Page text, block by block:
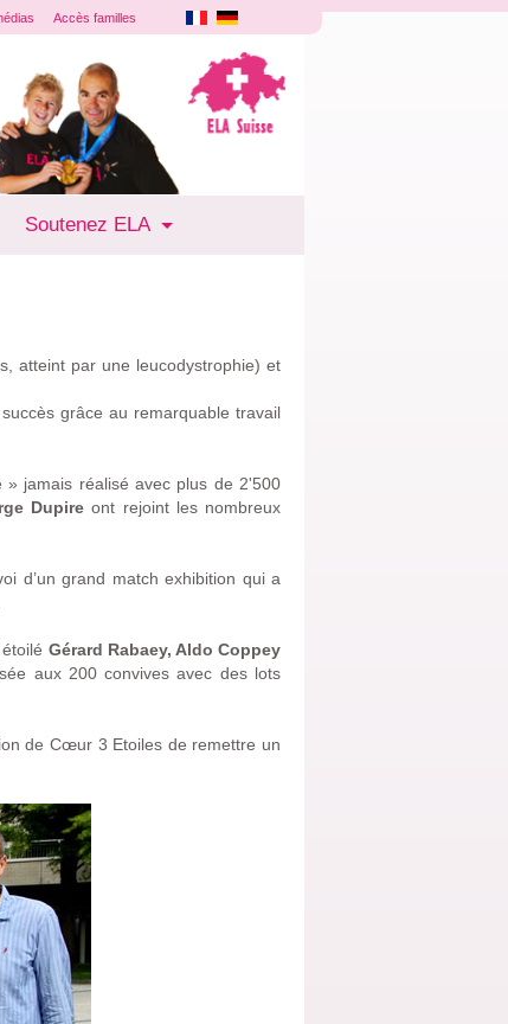
Accès familles
Soutenez ELA
atteint par une leucodystrophie) et
grâce au remarquable travail
jamais réalisé avec plus de 2'500
Dupire ont rejoint les nombreux
d’un grand match exhibition qui a
Gérard Rabaey, Aldo Coppey
aux 200 convives avec des lots
de Cœur 3 Etoiles de remettre un